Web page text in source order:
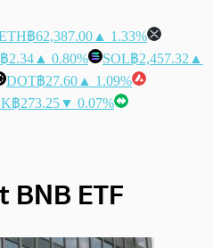
฿62,387.00 ▲ 1.33%
฿2.34 ▲ 0.80% SOL฿2,457.32 ▲
DOT฿27.60 ▲ 1.09%
฿273.25▼ 0.07%
BNB ETF